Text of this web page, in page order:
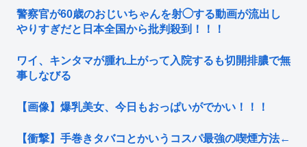
警察官が60歳のおじいちゃんを射◯する動画が流出し
やりすぎだと日本全国から批判殺到！！！
ワイ、キンタマが腫れ上がって入院するも切開排膿で無
事しなびる
【画像】爆乳美女、今日もおっぱいがでかい！！！
【衝撃】手巻きタバコとかいうコスパ最強の喫煙方法←